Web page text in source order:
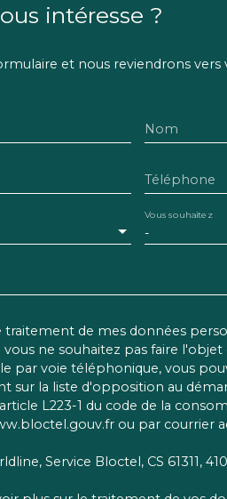
intéresse ?
et nous reviendrons vers
Nom
Téléphone
-
Vous souhaitez
traitement de mes données
vous ne souhaitez pas faire
par voie téléphonique, vous
sur la liste d'opposition au
L223-1 du code de la
ou par courrier
Service Bloctel, CS 61311,